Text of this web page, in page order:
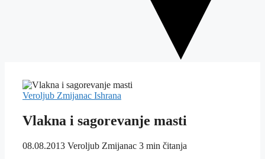
Veroljub Zmijanac Ishrana
Vlakna i sagorevanje masti
08.08.2013 Veroljub Zmijanac 3 min čitanja